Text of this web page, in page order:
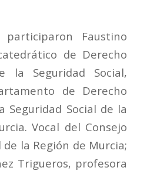
Faustino
de Derecho
la Seguridad Social,
de Derecho
Seguridad Social de la
Vocal del Consejo
de la Región de Murcia;
Trigueros, profesora